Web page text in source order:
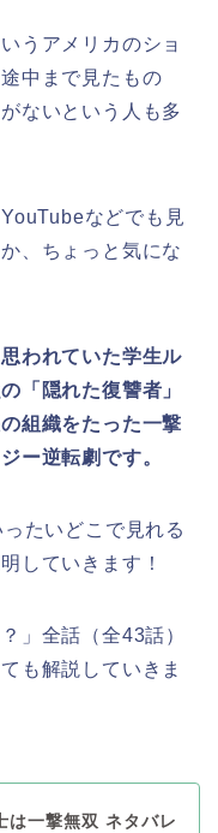
うアメリカのショ
中まで見たもの
ないという人も多
などでも見
、ちょっと気にな
われていた学生ル
「隠れた復讐者」
組織をたった一撃
ー逆転劇です。
たいどこで見れる
していきます！
」全話（全43話）
も解説していきま
は一撃無双 ネタバレ